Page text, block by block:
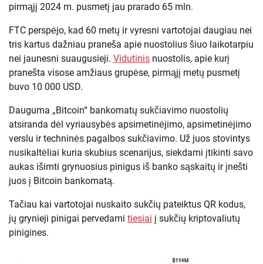
pirmąjį 2024 m. pusmetį jau prarado 65 mln.
FTC perspėjo, kad 60 metų ir vyresni vartotojai daugiau nei
tris kartus dažniau praneša apie nuostolius šiuo laikotarpiu
nei jaunesni suaugusieji. Vidutinis nuostolis, apie kurį
pranešta visose amžiaus grupėse, pirmąjį metų pusmetį
buvo 10 000 USD.
Dauguma „Bitcoin“ bankomatų sukčiavimo nuostolių
atsiranda dėl vyriausybės apsimetinėjimo, apsimetinėjimo
verslu ir techninės pagalbos sukčiavimo. Už juos stovintys
nusikaltėliai kuria skubius scenarijus, siekdami įtikinti savo
aukas išimti grynuosius pinigus iš banko sąskaitų ir įnešti
juos į Bitcoin bankomatą.
Tačiau kai vartotojai nuskaito sukčių pateiktus QR kodus,
jų grynieji pinigai pervedami tiesiai į sukčių kriptovaliutų
pinigines.